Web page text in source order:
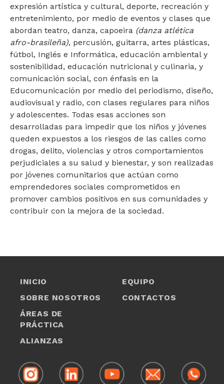
expresión artística y cultural, deporte, recreación y
entretenimiento, por medio de eventos y clases que
abordan teatro, danza, capoeira (danza atlética
afro-brasileña), percusión, guitarra, artes plásticas,
fútbol, Inglés e Informática, educación ambiental y
sostenibilidad, educación nutricional y culinaria, y
comunicación social, con énfasis en la
Educomunicación por medio del periodismo, diseño,
audiovisual y radio, con clases regulares para niños
y adolescentes. Todas esas acciones son
desarrolladas para impedir que los niños y jóvenes
queden expuestos a los riesgos de las calles como
drogas, delito, violencias y otros comportamientos
perjudiciales a su salud y bienestar, y son realizadas
por jóvenes comunitarios que actúan como
emprendedores sociales comprometidos en
promover cambios positivos en sus comunidades y
contribuir con la mejora de la sociedad.
INICIO
SOBRE NOSOTROS
ÁREAS DE
PRÁCTICA
ALIANZAS
EQUIPO
CONTACTOS